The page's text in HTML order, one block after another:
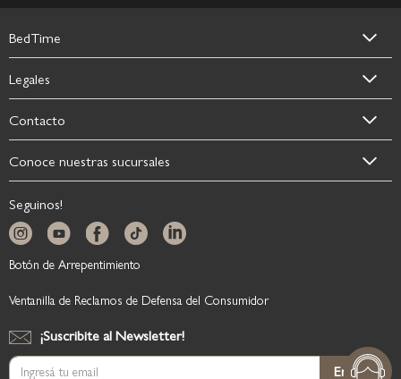
BedTime
Legales
Contacto
Conoce nuestras sucursales
¡Suscribite al Newsletter!
Suscríbase
Enviar
Seguinos!
Botón de Arrepentimiento
Ventanilla de Reclamos de Defensa del Consumidor